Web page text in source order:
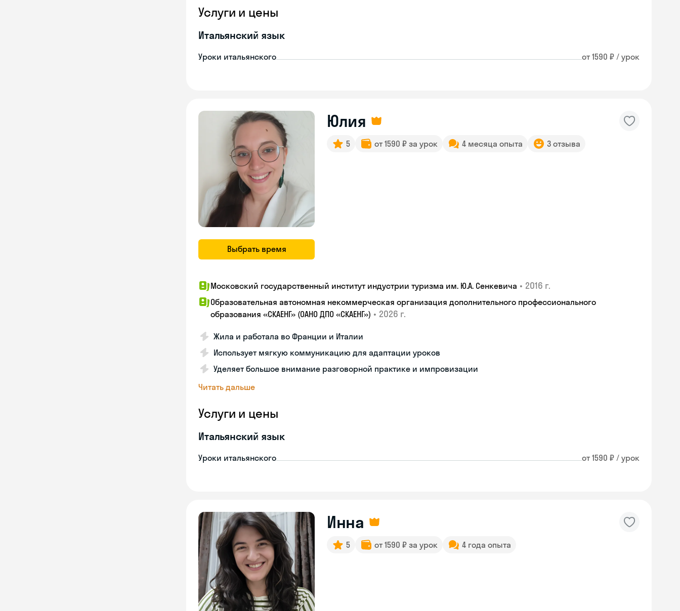
Услуги и цены
Итальянский язык
Уроки итальянского от 1590 ₽ / урок
Выбрать время
Юлия
5 от 1590 ₽ за урок 4 месяца опыта 3 отзыва
Московский государственный институт индустрии туризма им. Ю.А. Сенкевича • 2016 г.
Образовательная автономная некоммерческая организация дополнительного профессионального
образования «СКАЕНГ» (ОАНО ДПО «СКАЕНГ») • 2026 г.
Жила и работала во Франции и Италии
Использует мягкую коммуникацию для адаптации уроков
Уделяет большое внимание разговорной практике и импровизации
Читать дальше
Услуги и цены
Итальянский язык
Уроки итальянского от 1590 ₽ / урок
Инна
5 от 1590 ₽ за урок 4 года опыта